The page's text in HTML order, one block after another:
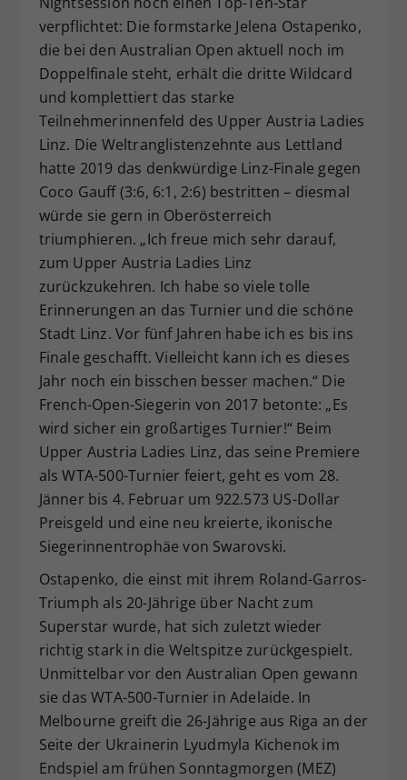
verpflichtet: Die formstarke Jelena Ostapenko,
die bei den Australian Open aktuell noch im
Doppelfinale steht, erhält die dritte Wildcard
und komplettiert das starke
Teilnehmerinnenfeld des Upper Austria Ladies
Linz. Die Weltranglistenzehnte aus Lettland
hatte 2019 das denkwürdige Linz-Finale gegen
Coco Gauff (3:6, 6:1, 2:6) bestritten – diesmal
würde sie gern in Oberösterreich
triumphieren. „Ich freue mich sehr darauf,
zum Upper Austria Ladies Linz
zurückzukehren. Ich habe so viele tolle
Erinnerungen an das Turnier und die schöne
Stadt Linz. Vor fünf Jahren habe ich es bis ins
Finale geschafft. Vielleicht kann ich es dieses
Jahr noch ein bisschen besser machen.“ Die
French-Open-Siegerin von 2017 betonte: „Es
wird sicher ein großartiges Turnier!“ Beim
Upper Austria Ladies Linz, das seine Premiere
als WTA-500-Turnier feiert, geht es vom 28.
Jänner bis 4. Februar um 922.573 US-Dollar
Preisgeld und eine neu kreierte, ikonische
Siegerinnentrophäe von Swarovski.
Ostapenko, die einst mit ihrem Roland-Garros-
Triumph als 20-Jährige über Nacht zum
Superstar wurde, hat sich zuletzt wieder
richtig stark in die Weltspitze zurückgespielt.
Unmittelbar vor den Australian Open gewann
sie das WTA-500-Turnier in Adelaide. In
Melbourne greift die 26-Jährige aus Riga an der
Seite der Ukrainerin Lyudmyla Kichenok im
Endspiel am frühen Sonntagmorgen (MEZ)
Zweck
Dieser Wert speichert Ihre Consent-
Einstellungen. Unter anderem eine
zufällig generierte ID, für die
historische Speicherung Ihrer
vorgenommen Einstellungen, falls der
Webseiten-Betreiber dies eingestellt
hat.